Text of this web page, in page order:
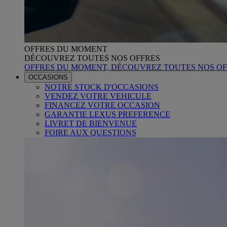
OFFRES DU MOMENT
DÉCOUVREZ TOUTES NOS OFFRES
OFFRES DU MOMENT, DÉCOUVREZ TOUTES NOS
OCCASIONS
NOTRE STOCK D'OCCASIONS
VENDEZ VOTRE VEHICULE
FINANCEZ VOTRE OCCASION
GARANTIE LEXUS PREFERENCE
LIVRET DE BIENVENUE
FOIRE AUX QUESTIONS